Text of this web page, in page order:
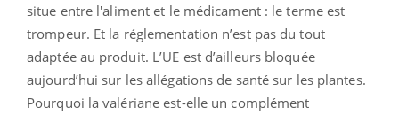
situe entre l'aliment et le médicament : le terme est
trompeur. Et la réglementation n’est pas du tout
adaptée au produit. L’UE est d’ailleurs bloquée
aujourd’hui sur les allégations de santé sur les plantes.
Pourquoi la valériane est-elle un complément